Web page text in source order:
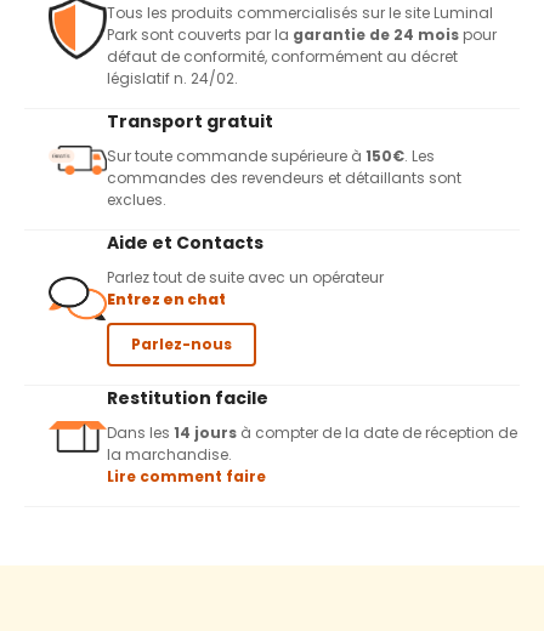
Tous les produits commercialisés sur le site Luminal
Park sont couverts par la garantie de 24 mois pour
défaut de conformité, conformément au décret
législatif n. 24/02.
Transport gratuit
Sur toute commande supérieure à 150€. Les
commandes des revendeurs et détaillants sont
exclues.
Aide et Contacts
Parlez tout de suite avec un opérateur
Entrez en chat
Parlez-nous
Restitution facile
Dans les 14 jours à compter de la date de réception de
la marchandise.
Lire comment faire